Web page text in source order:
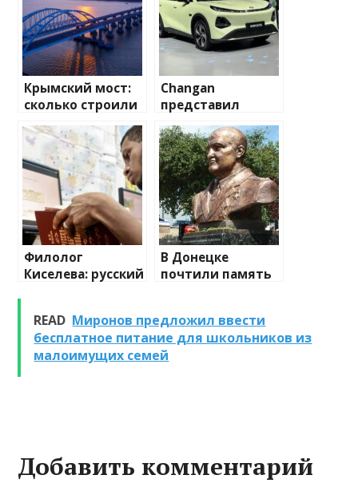
Крымский мост:
сколько строили
и когда открыли
самый длинный
мост Европы
Changan
представил
кроссовер Nevo
Q05. Он стоит как
Lada Granta
Филолог
Киселева: русский
среднем за пять
лет
В Донецке
почтили память
возложив цветы
к его бюсту
READ Миронов предложил ввести
бесплатное питание для школьников из
малоимущих семей
Добавить комментарий